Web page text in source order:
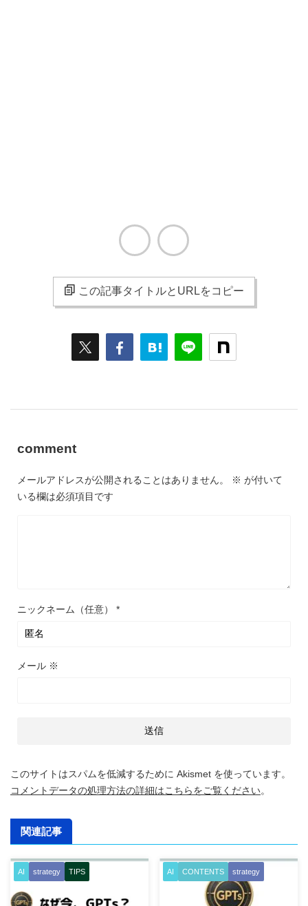
この記事タイトルとURLをコピー
comment
メールアドレスが公開されることはありません。 ※ が付いて
いる欄は必須項目です
ニックネーム（任意） *
メール ※
このサイトはスパムを低減するために Akismet を使っています。
コメントデータの処理方法の詳細はこちらをご覧ください。
関連記事
AI strategy TIPS AI CONTENTS strategy